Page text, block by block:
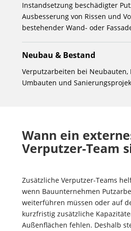
Instandsetzung beschädigter
Ausbesserung von Rissen und
bestehender Wand- oder
Neubau & Bestand
Verputzarbeiten bei Neubauten,
Umbauten und
Wann ein
Verputzer-Team
Zusätzliche Verputzer-Teams
wenn Bauunternehmen
weiterführen müssen oder auf
kurzfristig zusätzliche
Außenflächen fehlen. Deshalb